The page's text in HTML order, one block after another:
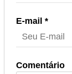
E-mail *
Comentário